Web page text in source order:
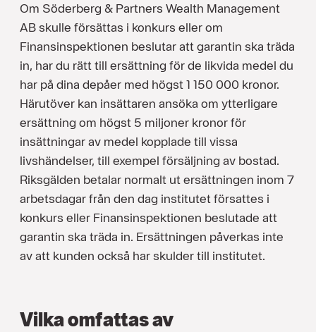
Om Söderberg & Partners Wealth Management
AB skulle försättas i konkurs eller om
Finansinspektionen beslutar att garantin ska träda
in, har du rätt till ersättning för de likvida medel du
har på dina depåer med högst 1 150 000 kronor.
Härutöver kan insättaren ansöka om ytterligare
ersättning om högst 5 miljoner kronor för
insättningar av medel kopplade till vissa
livshändelser, till exempel försäljning av bostad.
Riksgälden betalar normalt ut ersättningen inom 7
arbetsdagar från den dag institutet försattes i
konkurs eller Finansinspektionen beslutade att
garantin ska träda in. Ersättningen påverkas inte
av att kunden också har skulder till institutet.
Vilka omfattas av